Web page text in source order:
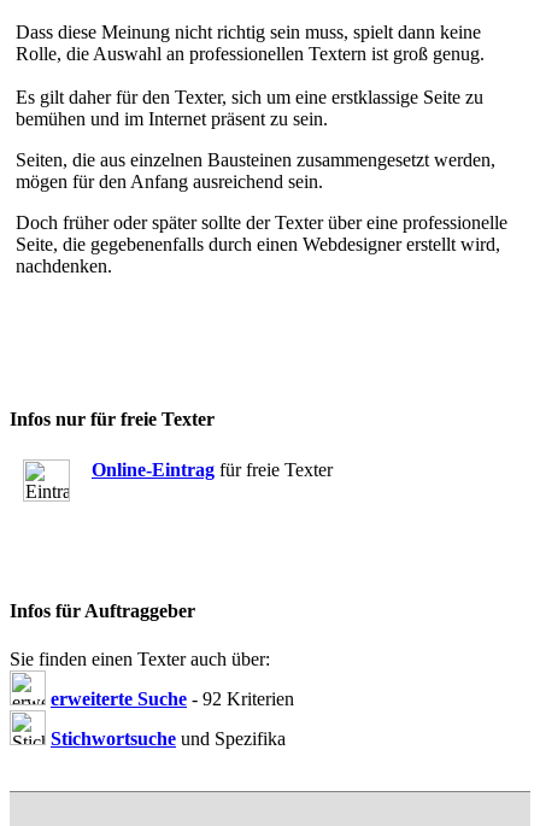
Dass diese Meinung nicht richtig sein muss, spielt dann keine
Rolle, die Auswahl an professionellen Textern ist groß genug.
Es gilt daher für den Texter, sich um eine erstklassige Seite zu
bemühen und im Internet präsent zu sein.
Seiten, die aus einzelnen Bausteinen zusammengesetzt werden,
mögen für den Anfang ausreichend sein.
Doch früher oder später sollte der Texter über eine professionelle
Seite, die gegebenenfalls durch einen Webdesigner erstellt wird,
nachdenken.
Infos nur für freie Texter
Online-Eintrag für freie Texter
Infos für Auftraggeber
Sie finden einen Texter auch über:
erweiterte Suche - 92 Kriterien
Stichwortsuche und Spezifika